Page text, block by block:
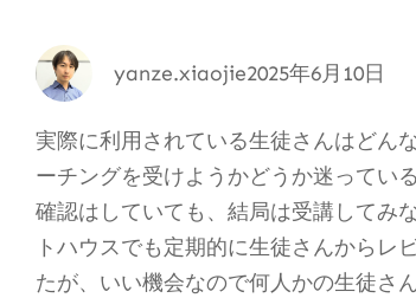
yanze.xiaojie2025年6月10日
実際に利用されている生徒さんはどん
ーチングを受けようかどうか迷ってい
確認はしていても、結局は受講してみ
トハウスでも定期的に生徒さんからレ
たが、いい機会なので何人かの生徒さ